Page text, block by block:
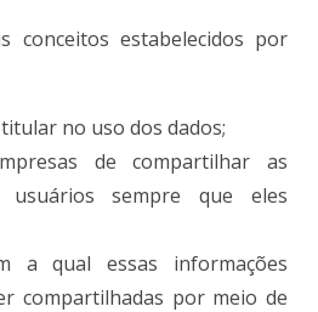
conceitos estabelecidos por
no uso dos dados;
de compartilhar as
usuários sempre que eles
a qual essas informações
compartilhadas por meio de